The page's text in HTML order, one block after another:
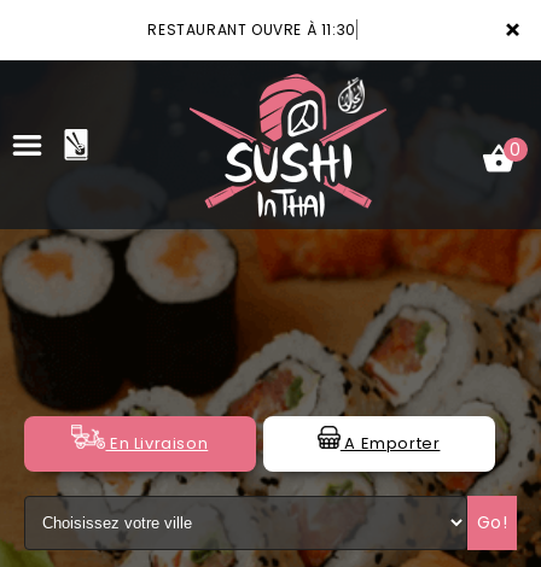
×
RESTAURANT OUVRE À 11:30
ACCUEIL
VOTRE COMPTE
NOTRE RESTAURANT
VOS AVIS
MENTIONS LÉGALES
0
En Livraison A Emporter
Go!